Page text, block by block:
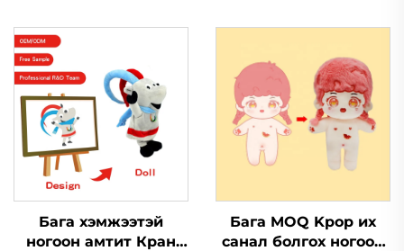
Үйлдвэрлэгч Тойм
Суурьтай ням
Зургаан онстай
Баярлалтай дугуй
Бага хэмжээтэй
ногоон амтит Кран
Бага MOQ Kpop их
санал болгох ногоон